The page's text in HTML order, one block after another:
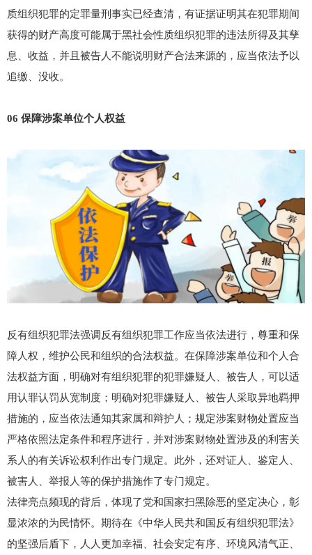
质组织犯罪的定罪量刑事实已经查清，有证据证明其在犯罪期间
获得的财产高度可能属于黑社会性质组织犯罪的违法所得及其孳
息、收益，并且被告人不能说明财产合法来源的，应当依法予以
追缴、没收。
06 保障涉案单位个人权益
反有组织犯罪法强调反有组织犯罪工作应当依法进行，尊重和保
障人权，维护公民和组织的合法权益。在保障涉案单位和个人合
法权益方面，明确对有组织犯罪的犯罪嫌疑人、被告人，可以适
用认罪认罚从宽制度；明确对犯罪嫌疑人、被告人采取异地羁押
措施的，应当依法通知其家属和辩护人；规定涉案财物处置应当
严格依照法定条件和程序进行，并对涉案财物处置涉及的利害关
系人的有关诉讼权利作出专门规定。此外，还对证人、鉴定人、
被害人、举报人等的保护措施作了专门规定。
法律亮点频现的背后，体现了党和国家扫黑除恶的坚定决心，彰
显浓浓的为民情怀。期待在《中华人民共和国反有组织犯罪法》
的坚强后盾下，人人更加幸福、社会安定有序、环境风清气正、